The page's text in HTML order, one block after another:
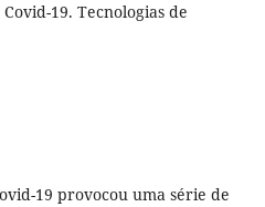
19. Tecnologias de
19 provocou uma série de